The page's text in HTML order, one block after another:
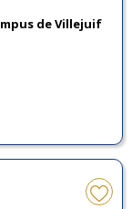
de Villejuif